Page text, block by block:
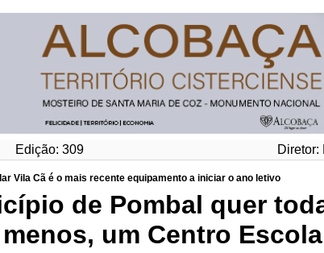
Edição: 309 Diretor:
Vila Cã é o mais recente equipamento a iniciar o ano letivo
de Pombal quer
um Centro